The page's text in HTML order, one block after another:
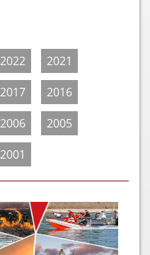
2022
2021
2017
2016
2006
2005
2001